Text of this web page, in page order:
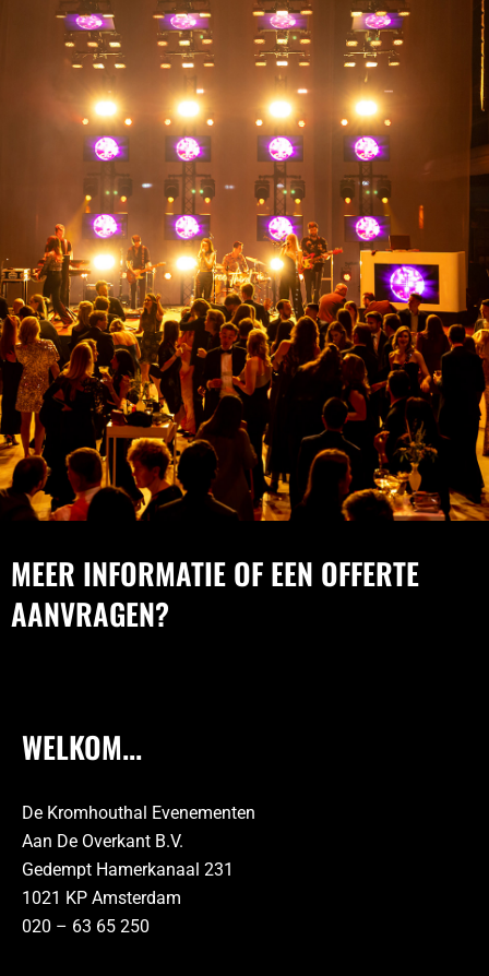
MEER INFORMATIE OF EEN OFFERTE
AANVRAGEN?
WELKOM...
De Kromhouthal Evenementen
Aan De Overkant B.V.
Gedempt Hamerkanaal 231
1021 KP Amsterdam
020 – 63 65 250